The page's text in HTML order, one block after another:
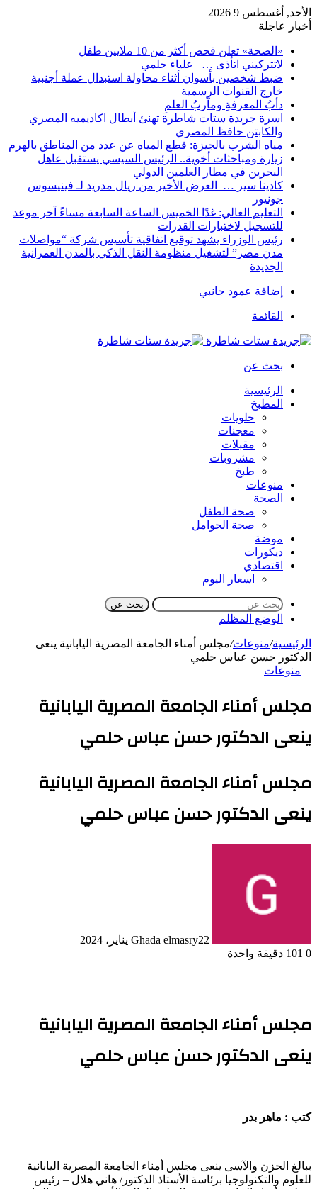
الأحد, أغسطس 9 2026
أخبار عاجلة
«الصحة» تعلن فحص أكثر من 10 ملايين طفل
لاتتركيني اتأذى … علياء حلمي
ضبط شخصين بأسوان أثناء محاولة استبدال عملة أجنبية
خارج القنوات الرسمية
دأبُ المعرفةِ ومآربُ العلمِ
اسرة جريدة ستات شاطرة تهنئ أبطال اكاديميه المصري
والكابتن حافظ المصري
مياه الشرب بالجيزة: قطع المياه عن عدد من المناطق بالهرم
زيارة ومباحثات أخوية.. الرئيس السيسي يستقبل عاهل
البحرين في مطار العلمين الدولي
كادينا سير … العرض الأخير من ريال مدريد لـ فينيسوس
جونيور
التعليم العالي: غدًا الخميس الساعة السابعة مساءً آخر موعد
للتسجيل لاختبارات القدرات
رئيس الوزراء يشهد توقيع اتفاقية تأسيس شركة “مواصلات
مدن مصر” لتشغيل منظومة النقل الذكي بالمدن العمرانية
الجديدة
إضافة عمود جانبي
القائمة
بحث عن
الرئيسية
المطبخ
حلويات
معجنات
مقبلات
مشروبات
طبخ
منوعات
الصحة
صحة الطفل
صحة الحوامل
موضة
ديكورات
اقتصادي
اسعار اليوم
بحث عن
الوضع المظلم
الرئيسية/منوعات/مجلس أمناء الجامعة المصرية اليابانية ينعى
الدكتور حسن عباس حلمي
منوعات
مجلس أمناء الجامعة المصرية اليابانية
ينعى الدكتور حسن عباس حلمي
مجلس أمناء الجامعة المصرية اليابانية
ينعى الدكتور حسن عباس حلمي
Ghada elmasry22 يناير، 2024
0
دقيقة واحدة
مجلس أمناء الجامعة المصرية اليابانية
ينعى الدكتور حسن عباس حلمي
كتب : ماهر بدر
ببالغ الحزن والآسى ينعى مجلس أمناء الجامعة المصرية اليابانية
للعلوم والتكنولوجيا برئاسة الأستاذ الدكتور/ هاني هلال – رئيس